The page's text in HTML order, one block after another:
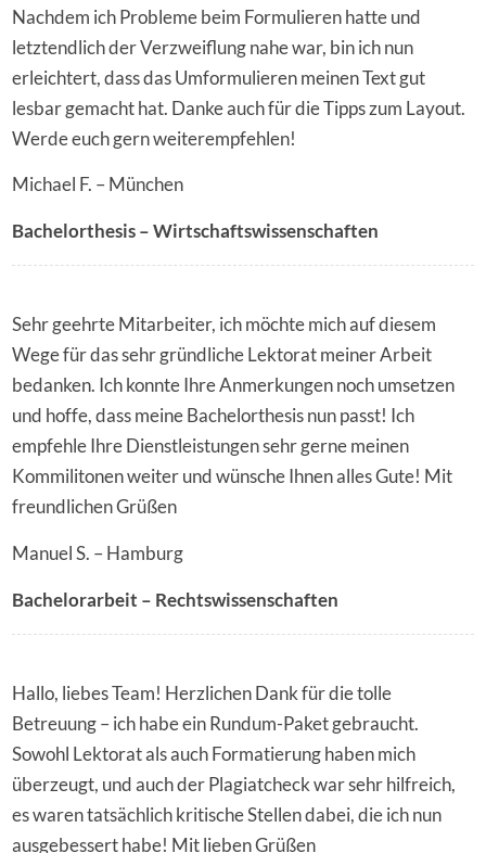
Nachdem ich Probleme beim Formulieren hatte und
letztendlich der Verzweiflung nahe war, bin ich nun
erleichtert, dass das Umformulieren meinen Text gut
lesbar gemacht hat. Danke auch für die Tipps zum Layout.
Werde euch gern weiterempfehlen!
Michael F. – München
Bachelorthesis – Wirtschaftswissenschaften
Sehr geehrte Mitarbeiter, ich möchte mich auf diesem
Wege für das sehr gründliche Lektorat meiner Arbeit
bedanken. Ich konnte Ihre Anmerkungen noch umsetzen
und hoffe, dass meine Bachelorthesis nun passt! Ich
empfehle Ihre Dienstleistungen sehr gerne meinen
Kommilitonen weiter und wünsche Ihnen alles Gute! Mit
freundlichen Grüßen
Manuel S. – Hamburg
Bachelorarbeit – Rechtswissenschaften
Hallo, liebes Team! Herzlichen Dank für die tolle
Betreuung – ich habe ein Rundum-Paket gebraucht.
Sowohl Lektorat als auch Formatierung haben mich
überzeugt, und auch der Plagiatcheck war sehr hilfreich,
es waren tatsächlich kritische Stellen dabei, die ich nun
ausgebessert habe! Mit lieben Grüßen